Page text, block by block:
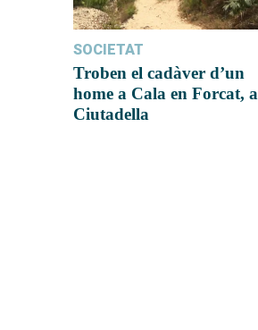
SOCIETAT
Troben el cadàver d’un
home a Cala en Forcat, a
Ciutadella